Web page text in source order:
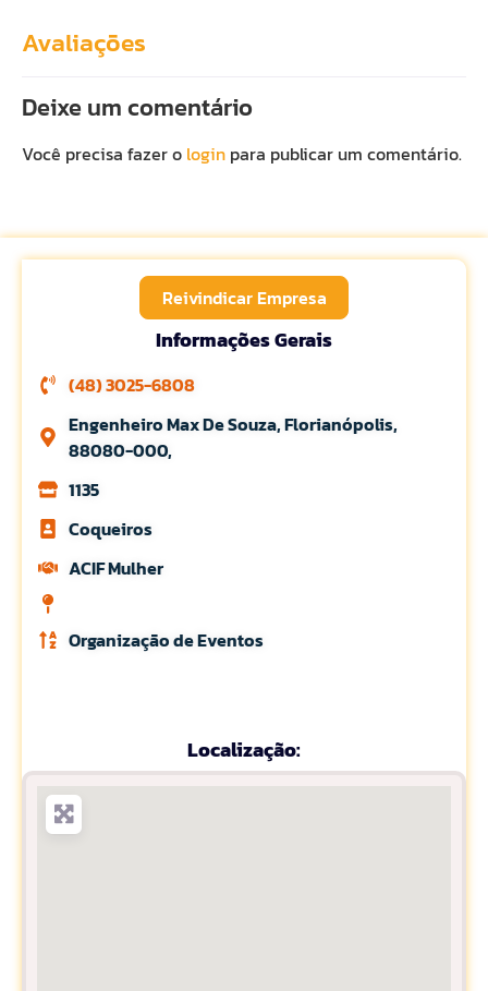
Avaliações
Deixe um comentário
Você precisa fazer o login para publicar um comentário.
Reivindicar Empresa
Informações Gerais
(48) 3025-6808
Engenheiro Max De Souza, Florianópolis,
88080-000,
1135
Coqueiros
ACIF Mulher
Organização de Eventos
Localização: